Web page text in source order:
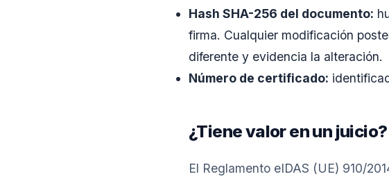
Hash SHA-256 del documento:
firma. Cualquier modificación
diferente y evidencia la alteración.
Número de certificado:
¿Tiene valor en un
El Reglamento eIDAS (UE) 910/